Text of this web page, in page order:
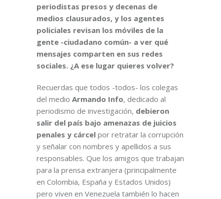
periodistas presos y decenas de
medios clausurados, y los agentes
policiales revisan los móviles de la
gente -ciudadano común- a ver qué
mensajes comparten en sus redes
sociales. ¿A ese lugar quieres volver?
Recuerdas que todos -todos- los colegas
del medio Armando Info, dedicado al
periodismo de investigación, debieron
salir del país bajo amenazas de juicios
penales y cárcel por retratar la corrupción
y señalar con nombres y apellidos a sus
responsables. Que los amigos que trabajan
para la prensa extranjera (principalmente
en Colombia, España y Estados Unidos)
pero viven en Venezuela también lo hacen